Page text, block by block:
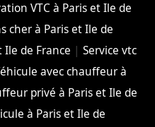
VTC à Paris et Ile de
cher à Paris et Ile de
Ile de France |Service vtc
avec chauffeur à
privé à Paris et Ile de
à Paris et Ile de